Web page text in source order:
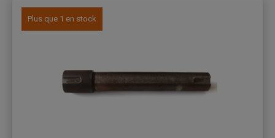
Plus que 1 en stock